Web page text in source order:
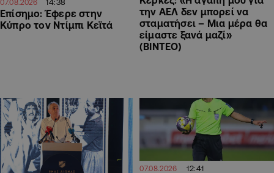
07.08.2026
Επίσημο: Έφερε στην
Κύπρο τον Ντίμπι Κεϊτά
την ΑΕΛ δεν μπορεί να
σταματήσει – Μια μέρα θα
είμαστε ξανά μαζί»
(ΒΙΝΤΕΟ)
07.08.2026 12:41